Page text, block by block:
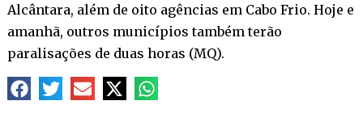
Alcântara, além de oito agências em Cabo Frio. Hoje e
amanhã, outros municípios também terão
paralisações de duas horas (MQ).